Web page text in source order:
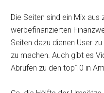
Die Seiten sind ein Mix aus
werbefinanzierten
Seiten dazu dienen User
zu machen. Auch gibt es
Abrufen zu den top10 in